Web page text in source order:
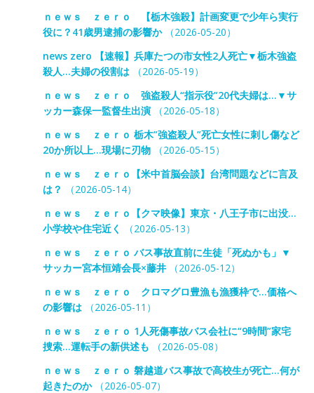
ｎｅｗｓ ｚｅｒｏ 【栃木強殺】計画変更で少年ら実行
役に？41歳男逮捕の影響か（2026-05-20）
news zero 【速報】兵庫たつの市女性2人死亡▼栃木強盗
殺人…夫婦の役割は（2026-05-19）
ｎｅｗｓ ｚｅｒｏ 強盗殺人“指示役”20代夫婦は…▼サ
ッカー森保一監督生出演（2026-05-18）
ｎｅｗｓ ｚｅｒｏ 栃木”強盗殺人”死亡女性に刺し傷など
20か所以上…現場に刃物（2026-05-15）
ｎｅｗｓ ｚｅｒｏ【米中首脳会談】台湾問題などに言及
は？
（2026-05-14）
ｎｅｗｓ ｚｅｒｏ【クマ映像】東京・八王子市に出没…
小学校や住宅近く
（2026-05-13）
ｎｅｗｓ ｚｅｒｏ バス事故直前に生徒「死ぬかも」▼
サッカー宮本恒靖会長×藤井（2026-05-12）
ｎｅｗｓ ｚｅｒｏ クロマグロ豊漁も漁獲枠で…価格へ
の影響は（2026-05-11）
ｎｅｗｓ ｚｅｒｏ 1人死傷事故バス会社に“9時間”家宅
捜索…運転手の新供述も （2026-05-08）
ｎｅｗｓ ｚｅｒｏ 磐越道バス事故で高校生が死亡…何が
起きたのか（2026-05-07）